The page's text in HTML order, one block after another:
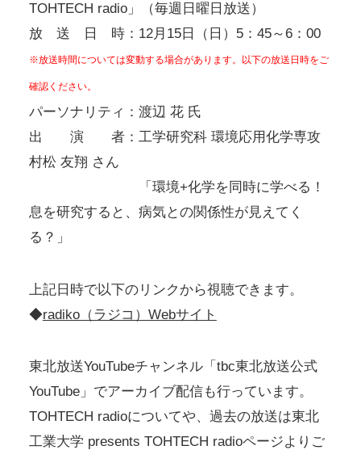
TOHTECH radio」（毎週日曜日放送）
放 送 日 時：12月15日（日）5：45～6：00
※放送時間については変動する場合があります。以下の放送日時をご
確認ください。
パーソナリティ：渡辺 花 氏
出 演 者：工学研究科 環境応用化学専攻
村松 友翔 さん
「環境+化学を同時に学べる！
息を研究すると、病気との関係性が見えてく
る？」
上記日時で以下のリンクから視聴できます。
◆radiko（ラジコ）Webサイト
東北放送YouTubeチャンネル「tbc東北放送公式
YouTube」でアーカイブ配信も行っています。
TOHTECH radioについてや、過去の放送は東北
工業大学 presents TOHTECH radioページよりご